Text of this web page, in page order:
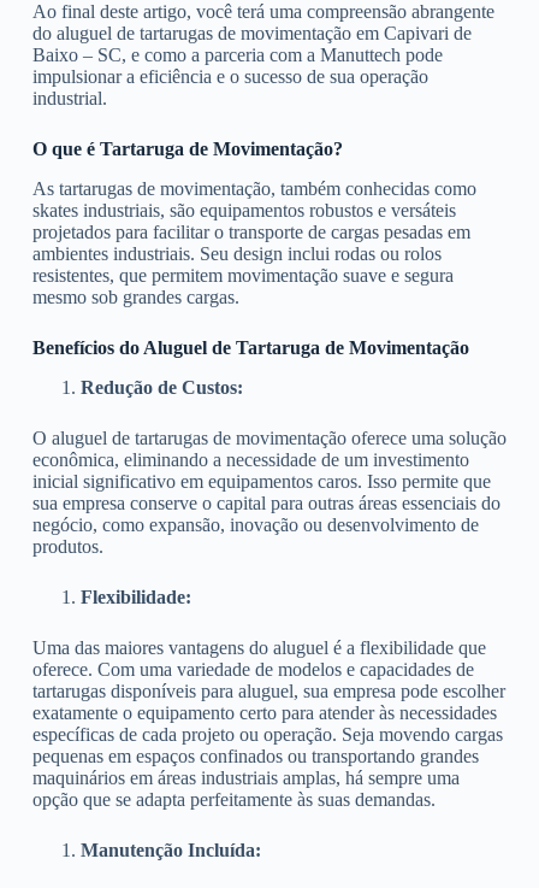
Ao final deste artigo, você terá uma compreensão abrangente
do aluguel de tartarugas de movimentação em Capivari de
Baixo – SC, e como a parceria com a Manuttech pode
impulsionar a eficiência e o sucesso de sua operação
industrial.
O que é Tartaruga de Movimentação?
As tartarugas de movimentação, também conhecidas como
skates industriais, são equipamentos robustos e versáteis
projetados para facilitar o transporte de cargas pesadas em
ambientes industriais. Seu design inclui rodas ou rolos
resistentes, que permitem movimentação suave e segura
mesmo sob grandes cargas.
Benefícios do Aluguel de Tartaruga de Movimentação
Redução de Custos:
O aluguel de tartarugas de movimentação oferece uma solução
econômica, eliminando a necessidade de um investimento
inicial significativo em equipamentos caros. Isso permite que
sua empresa conserve o capital para outras áreas essenciais do
negócio, como expansão, inovação ou desenvolvimento de
produtos.
Flexibilidade:
Uma das maiores vantagens do aluguel é a flexibilidade que
oferece. Com uma variedade de modelos e capacidades de
tartarugas disponíveis para aluguel, sua empresa pode escolher
exatamente o equipamento certo para atender às necessidades
específicas de cada projeto ou operação. Seja movendo cargas
pequenas em espaços confinados ou transportando grandes
maquinários em áreas industriais amplas, há sempre uma
opção que se adapta perfeitamente às suas demandas.
Manutenção Incluída: